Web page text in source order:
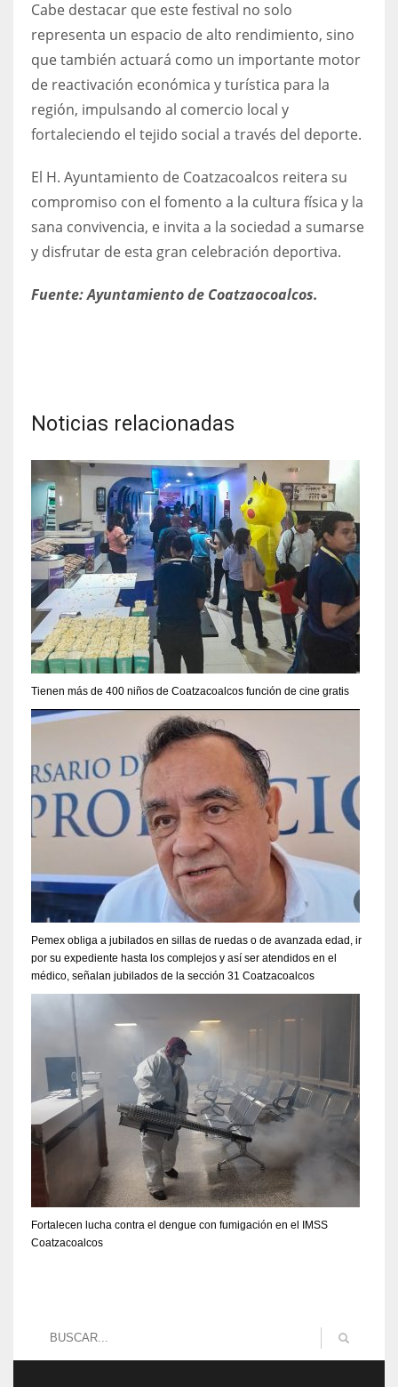
Cabe destacar que este festival no solo
representa un espacio de alto rendimiento, sino
que también actuará como un importante motor
de reactivación económica y turística para la
región, impulsando al comercio local y
fortaleciendo el tejido social a través del deporte.
El H. Ayuntamiento de Coatzacoalcos reitera su
compromiso con el fomento a la cultura física y la
sana convivencia, e invita a la sociedad a sumarse
y disfrutar de esta gran celebración deportiva.
Fuente: Ayuntamiento de Coatzaocoalcos.
Noticias relacionadas
Tienen más de 400 niños de Coatzacoalcos función de cine gratis
Pemex obliga a jubilados en sillas de ruedas o de avanzada edad, ir
por su expediente hasta los complejos y así ser atendidos en el
médico, señalan jubilados de la sección 31 Coatzacoalcos
Fortalecen lucha contra el dengue con fumigación en el IMSS
Coatzacoalcos